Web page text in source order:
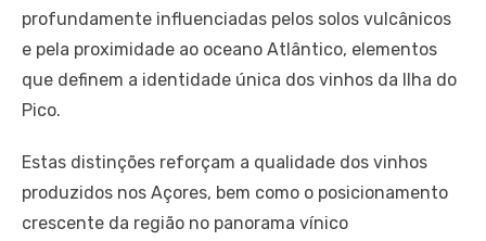
profundamente influenciadas pelos solos vulcânicos
e pela proximidade ao oceano Atlântico, elementos
que definem a identidade única dos vinhos da Ilha do
Pico.
Estas distinções reforçam a qualidade dos vinhos
produzidos nos Açores, bem como o posicionamento
crescente da região no panorama vínico